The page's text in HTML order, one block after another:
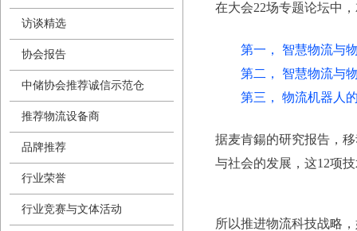
在大会22场专题论坛中
第一， 智慧物流与
第二， 智慧物流与物
第三， 物流机器人的
据麦肯鍚的研究报告，
与社会的发展，这12项
所以推进物流科技战略
访谈精选
协会报告
中储协会推荐诚信示范仓
推荐物流设备商
品牌推荐
行业荣誉
行业竞赛与文体活动